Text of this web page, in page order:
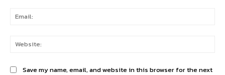
Save my name, email, and website in this browser for the next